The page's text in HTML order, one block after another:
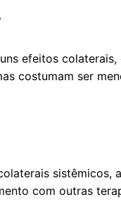
efeitos colaterais,
costumam ser
sistêmicos,
com outras